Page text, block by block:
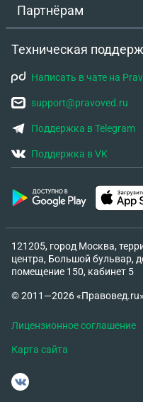
Партнёрам
Техническая
Написать в чате на
support@pravoved.ru
Поддержка в Telegram
Поддержка в VK
121205, город Москва,
центра, Большой бульвар,
помещение 150, кабинет 5
© 2011—2026
Лицензионное соглашение
Карта сайта